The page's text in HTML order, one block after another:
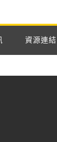
資源連結